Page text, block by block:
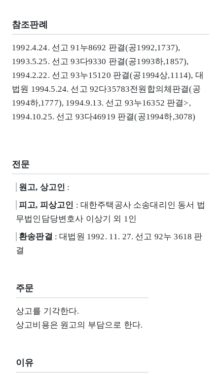
참조판례
1992.4.24. 선고 91누8692 판결(공1992,1737),
1993.5.25. 선고 93다9330 판결(공1993하,1857),
1994.2.22. 선고 93누15120 판결(공1994상,1114), 대
법원 1994.5.24. 선고 92다35783전원합의체판결(공
1994하,1777), 1994.9.13. 선고 93누16352 판결>,
1994.10.25. 선고 93다46919 판결(공1994하,3078)
전문
원고, 상고인 :
피고, 피상고인 : 대한주택공사 소송대리인 동서 법
무법인담당변호사 이상기 외 1인
환송판결 : 대법원 1992. 11. 27. 선고 92누 3618 판
결
주문
상고를 기각한다.
상고비용은 원고의 부담으로 한다.
이유